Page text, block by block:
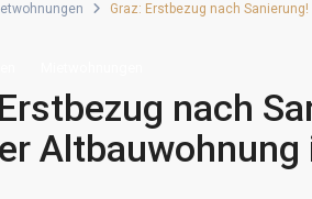
Graz: Erstbezug nach
nach
Altbauwohnung